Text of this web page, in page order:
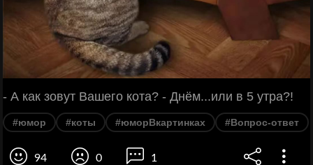
- А как зовут Вашего кота? - Днём...или в 5 утра?!
#юмор #коты #юморВкартинках #Вопрос-ответ
94 0 1